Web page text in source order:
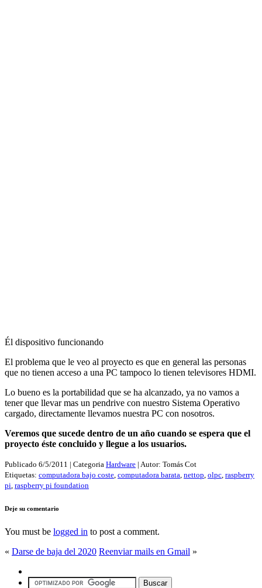
Él dispositivo funcionando
El problema que le veo al proyecto es que en general las personas
que no tienen acceso a una PC tampoco lo tienen televisores HDMI.
Lo bueno es la portabilidad que se ha alcanzado, ya no vamos a
tener que llevar mas un pendrive con nuestro Sistema Operativo
cargado, directamente llevamos nuestra PC con nosotros.
Veremos que sucede dentro de un año cuando se espera que el
proyecto éste concluido y llegue a los usuarios.
Publicado 6/5/2011 | Categoria Hardware | Autor: Tomás Cot
Etiquetas: computadora bajo coste, computadora barata, nettop, olpc, raspberry
pi, raspberry pi foundation
Deje su comentario
You must be logged in to post a comment.
« Darse de baja del 2020 Reenviar mails en Gmail »